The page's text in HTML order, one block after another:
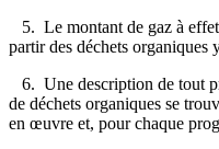
5. Le montant de gaz à effet
partir des déchets organiques
6. Une description de tout
de déchets organiques se
en œuvre et, pour chaque